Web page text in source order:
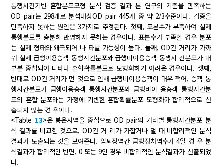
통행시간기반 혼합분포모형 분석 검증 결과 본 연구의 기준을 만족하는
OD pair는 298개로 분석대상OD pair 445개 중 약 2/3수준이다. 검증을
만족하지 못하는 원인은 3가지로 추정된다. 첫째, 표본수가 부족하여 실제
통행분포를 충분히 반영하지 못하는 경우이다. 표본수가 부족할 경우 분포
는 실제 형태와 왜곡되어 나 타날 가능성이 높다. 둘째, OD간 거리가 가까
워 실제 급행이용승객 통행시간분포와 급행비이용승객 통행시 간분포가 대
부분 중첩되어 나타나 혼합확률분포로 모형화하기 어려운 경우이다. 셋째,
반대로 OD간 거리가 먼 것으로 인해 급행비이용승객이 매우 적어, 승객 통
행시간분포가 급행이용승객 통행시간분포와 급행비이 용승객 통행시간분
포의 혼합 분포라는 가정에 기반한 혼합확률분포 모형화가 합리적으로 산
출되지 않는 경 우이다.
<Table 13>은 봉은사역을 중심으로 OD pair의 거리별 통행시간분포 분
석 결과를 비교한 것으로, OD간 거 리가 가깝거나 멀 때 비합리적인 분석
결과가 도출되는 것을 보여준다. 입퇴장역간 급행정차역수가 4일 경 우 분
석결과가 합리적인 반면, 0 또는 9인 경우 비합리적인 분석결과가 산출되었
다.